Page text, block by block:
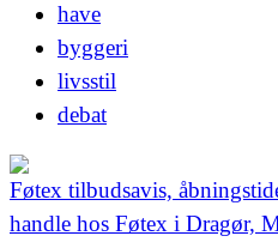
have
byggeri
livsstil
debat
Føtex tilbudsavis,
handle hos Føtex i Dragør,